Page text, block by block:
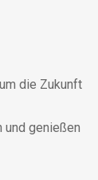
die Zukunft
und genießen